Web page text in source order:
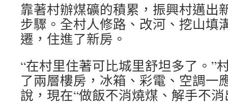
靠著村辦煤礦的積累，振興村邁出
步驟。全村人修路、改河、挖山填
遷，住進了新房。
“在村里住著可比城里舒坦多了。”
了兩層樓房，冰箱、彩電、空調一
說，現在“做飯不消燒煤、解手不